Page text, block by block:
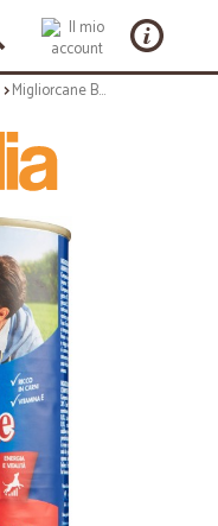
Migliorcane Bocconi con Manzo kg.1,25